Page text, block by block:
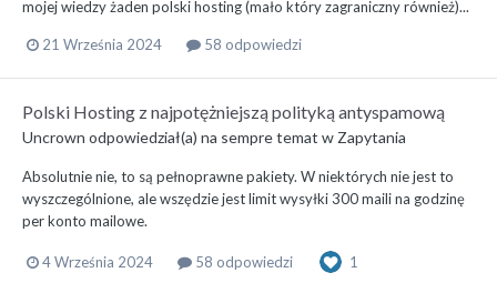
mojej wiedzy żaden polski hosting (mało który zagraniczny również)...
21 Września 2024 58 odpowiedzi
Polski Hosting z najpotężniejszą polityką antyspamową
Uncrown odpowiedział(a) na sempretemat w Zapytania
Absolutnie nie, to są pełnoprawne pakiety. W niektórych nie jest to
wyszczególnione, ale wszędzie jest limit wysyłki 300 maili na godzinę
per konto mailowe.
4 Września 2024 58 odpowiedzi 1